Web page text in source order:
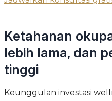
Ketahanan
lebih lama, dan
tinggi
Keunggulan investasi